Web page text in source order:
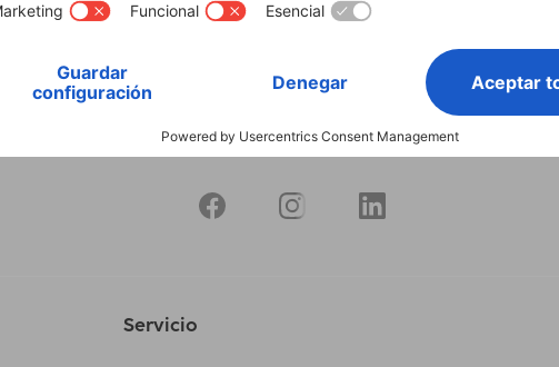
Servicio